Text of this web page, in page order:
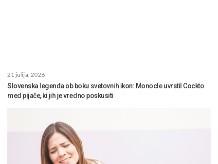
21 julija, 2026
Slovenska legenda ob boku svetovnih ikon: Monocle uvrstil Cockto
med pijače, ki jih je vredno poskusiti